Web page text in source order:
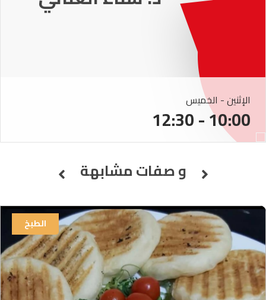
الإثنين - الخميس
10:00 - 12:30
و صفات مشابهة
الطبخ